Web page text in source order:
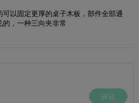
以固定更厚的桌子木板，部件全部通
，一种三向夹非常